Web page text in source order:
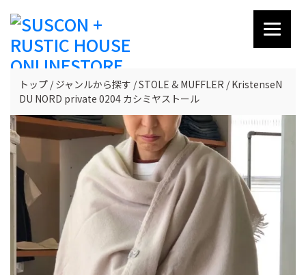
トップ ジャンルから探す STOLE & MUFFLER
KristenseN
DU NORD private 0204 カシミヤストール